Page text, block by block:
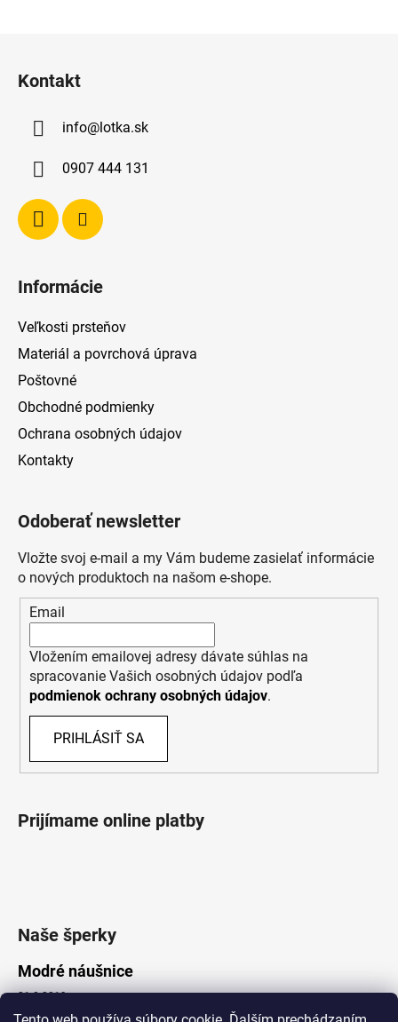
Kontakt
info@lotka.sk
0907 444 131
Informácie
Veľkosti prsteňov
Materiál a povrchová úprava
Poštovné
Obchodné podmienky
Ochrana osobných údajov
Kontakty
Odoberať newsletter
Vložte svoj e-mail a my Vám budeme zasielať informácie
o nových produktoch na našom e-shope.
Email
Vložením emailovej adresy dávate súhlas na
spracovanie Vašich osobných údajov podľa
podmienok ochrany osobných údajov.
PRIHLÁSIŤ SA
Prijímame online platby
Naše šperky
Modré náušnice
21.8.2019